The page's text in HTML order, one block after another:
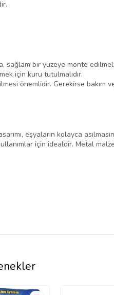
sağlam bir yüzeye monte
için kuru tutulmalıdır.
önemlidir. Gerekirse bakım
eşyaların kolayca
için idealdir. Metal